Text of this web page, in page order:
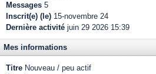
Messages 5
Inscrit(e) (le) 15-novembre 24
Dernière activité juin 29 2026 15:39
Mes informations
Titre Nouveau / peu actif